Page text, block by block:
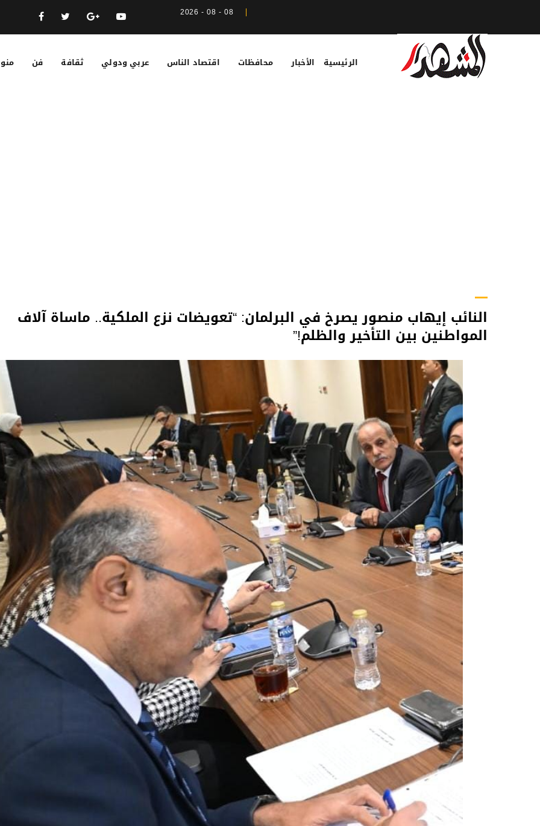
08 - 08 - 2026
الرئيسية الأخبار محافظات اقتصاد الناس عربي ودولي ثقافة فن
النائب إيهاب منصور يصرخ في البرلمان: “تعويضات نزع الملكية.. ماساة آلاف
المواطنين بين التأخير والظلم!”